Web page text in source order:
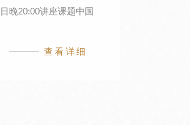
晚20:00讲座课题中国
查看详细